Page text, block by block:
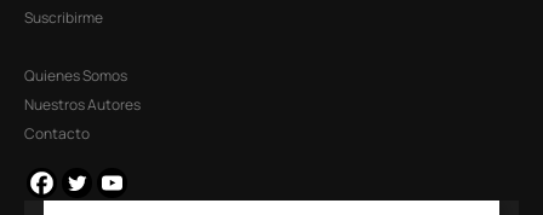
Suscribirme
Quienes Somos
Nuestros Autores
Contacto